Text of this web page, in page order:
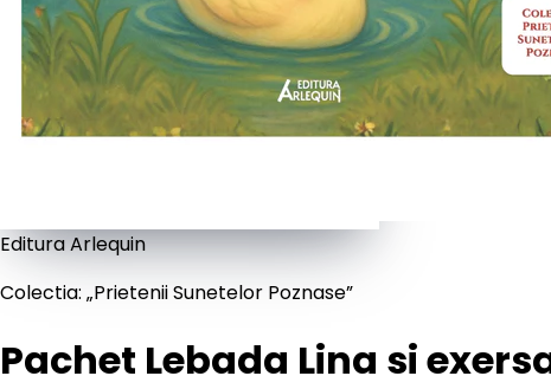
Editura Arlequin
Colectia: „Prietenii Sunetelor Poznase”
Pachet Lebada Lina si